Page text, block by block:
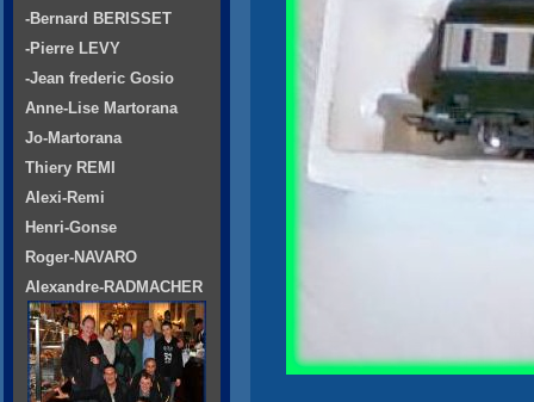
-Bernard BERISSET
-Pierre LEVY
-Jean frederic Gosio
Anne-Lise Martorana
Jo-Martorana
Thiery REMI
Alexi-Remi
Henri-Gonse
Roger-NAVARO
Alexandre-RADMACHER